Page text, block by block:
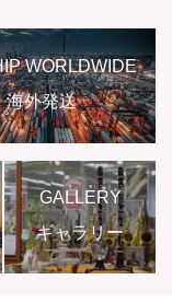
WORLDWIDE
海外発送
GALLERY
ギャラリー